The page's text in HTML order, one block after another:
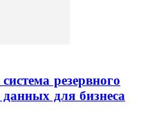
резервного
для бизнеса